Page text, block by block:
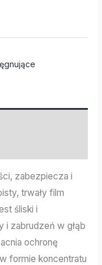
zabezpiecza i
trwały film
śliski i
i zabrudzeń w głąb
ochronę
formie koncentratu